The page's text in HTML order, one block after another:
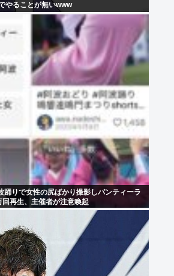
やることが無いwww
踊りで女性の尻ばかり撮影しパンティーラ
再生、主催者が注意喚起